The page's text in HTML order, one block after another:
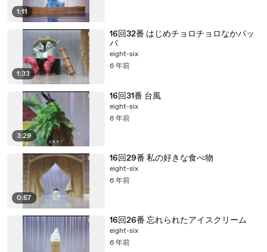
1:11
1:33
16回32番 はじめチョロチョロなかパッ
パ
eight-six
6 年前
3:29
16回31番 台風
eight-six
6 年前
0:57
16回29番 私の好きな食べ物
eight-six
6 年前
16回26番 忘れられたアイスクリーム
eight-six
6 年前